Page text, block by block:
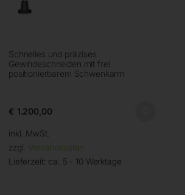
Schnelles und präzises
Gewindeschneiden mit frei
positionierbarem Schwenkarm
€ 1.200,00
inkl. MwSt.
zzgl. Versandkosten
Lieferzeit: ca. 5 - 10 Werktage